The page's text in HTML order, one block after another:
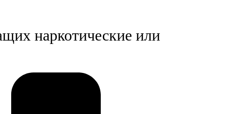
наркотические или